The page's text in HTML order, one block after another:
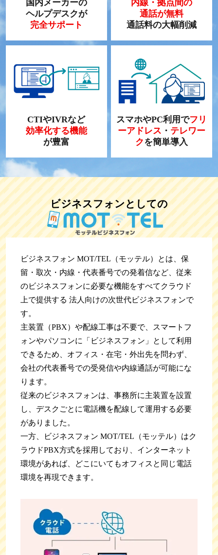
国内メーカーの
ヘルプデスクが
完全サポート
内線・拠点間の
通話が無料
通話料の大幅削減
CTIやIVRなど
効率化する機能
が豊富
スマホやPC利用でフリ
ーアドレス ・ テレワー
クを簡単導入
ビジネスフォンとしての
ビジネスフォン MOT/TEL（モッテル）とは、保
留・取次・内線・代表番号での発着信など、従来
のビジネスフォンに必要な機能をすべてクラウド
上で提供する 法人向けの次世代ビジネスフォンで
す。
主装置（PBX）や配線工事は不要で、スマートフ
ォンやパソコンに「ビジネスフォン」として利用
できるため、オフィス・在宅・外出先を問わず、
会社の代表番号での受発信や内線通話が可能にな
ります。
従来のビジネスフォンは、事務所に主装置を設置
し、デスクごとに電話機を配線して運用する必要
がありました。
一方、ビジネスフォン MOT/TEL（モッテル）はク
ラウドPBX方式を採用しており、インターネット
環境があれば、どこにいてもオフィスと同じ電話
環境を再現できます。